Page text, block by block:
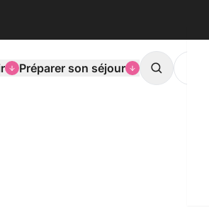
Préparer son séjour Search